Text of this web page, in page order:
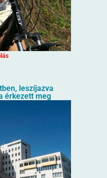
leszíjazva
érkezett meg